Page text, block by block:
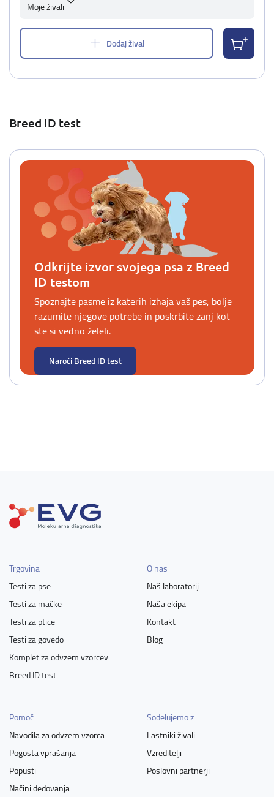
Moje živali
Dodaj žival
Breed ID test
Odkrijte izvor svojega psa z Breed
ID testom
Spoznajte pasme iz katerih izhaja vaš pes, bolje
razumite njegove potrebe in poskrbite zanj kot
ste si vedno želeli.
Naroči Breed ID test
Trgovina
Testi za pse
Testi za mačke
Testi za ptice
Testi za govedo
Komplet za odvzem vzorcev
Breed ID test
O nas
Naš laboratorij
Naša ekipa
Kontakt
Blog
Pomoč
Navodila za odvzem vzorca
Pogosta vprašanja
Popusti
Načini dedovanja
Sodelujemo z
Lastniki živali
Vzreditelji
Poslovni partnerji